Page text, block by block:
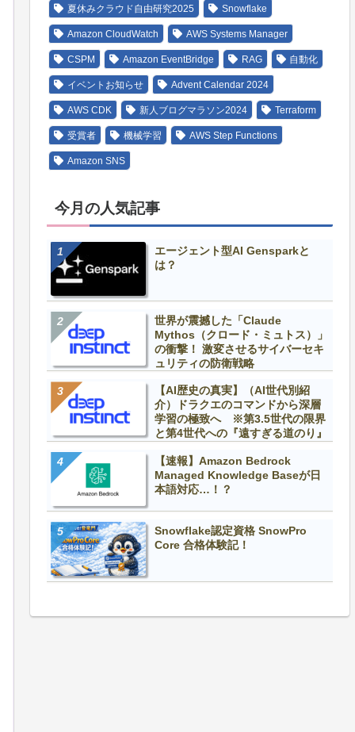
夏休みクラウド自由研究2025 Snowflake
Amazon CloudWatch AWS Systems Manager
CSPM Amazon EventBridge RAG 自動化
イベントお知らせ Advent Calendar 2024
AWS CDK 新人ブログマラソン2024 Terraform
受賞者 機械学習 AWS Step Functions
Amazon SNS
今月の人気記事
エージェント型AI Gensparkと
は？
世界が震撼した「Claude
Mythos（クロード・ミュトス）」
の衝撃！ 激変させるサイバーセキ
ュリティの防衛戦略
【AI歴史の真実】（AI世代別紹
介）ドラクエのコマンドから深層
学習の極致へ ※第3.5世代の限界
と第4世代への『遠すぎる道のり』
【速報】Amazon Bedrock
Managed Knowledge Baseが日
本語対応…！？
Snowflake認定資格 SnowPro
Core 合格体験記！